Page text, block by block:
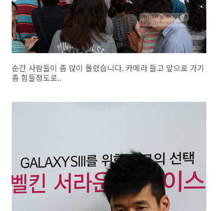
순간 사람들이 좀 많이 몰렸습니다. 카메라 들고 앞으로 가기
좀 힘들정도로..